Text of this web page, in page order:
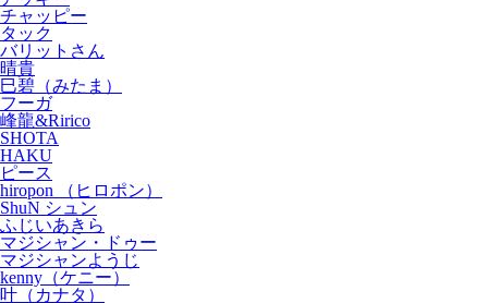
チャッピー
タック
バリットさん
晴貴
巳碧（みたま）
フーガ
峰龍&Ririco
SHOTA
HAKU
ピース
hiropon （ヒロポン）
ShuN シュン
ふじいあきら
マジシャン・ドゥー
マジシャンようじ
kenny（ケニー）
叶（カナタ）